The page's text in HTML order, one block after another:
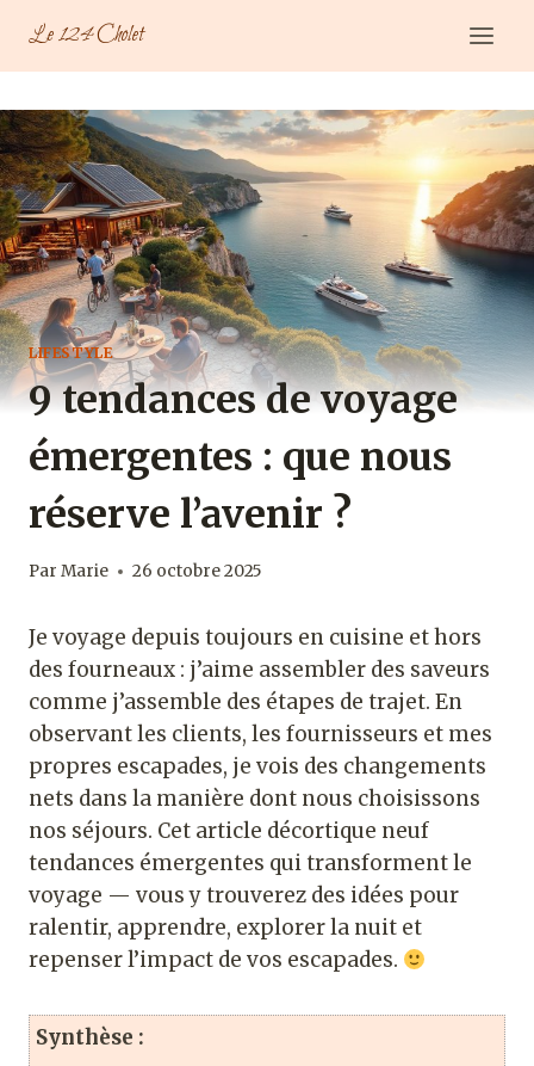
contenu
Le 124 Cholet
LIFESTYLE
9 tendances de voyage
émergentes : que nous
réserve l’avenir ?
Par Marie 26 octobre 2025
Je voyage depuis toujours en cuisine et hors
des fourneaux : j’aime assembler des saveurs
comme j’assemble des étapes de trajet. En
observant les clients, les fournisseurs et mes
propres escapades, je vois des changements
nets dans la manière dont nous choisissons
nos séjours. Cet article décortique neuf
tendances émergentes qui transforment le
voyage — vous y trouverez des idées pour
ralentir, apprendre, explorer la nuit et
repenser l’impact de vos escapades.
Synthèse :